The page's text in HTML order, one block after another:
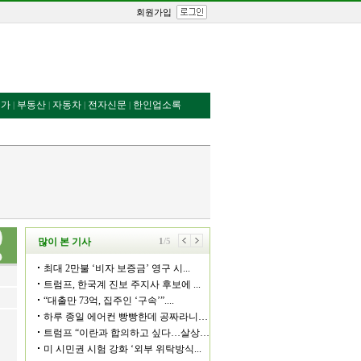
회원가입
| 부동산 | 자동차 | 전자신문 | 한인업소록